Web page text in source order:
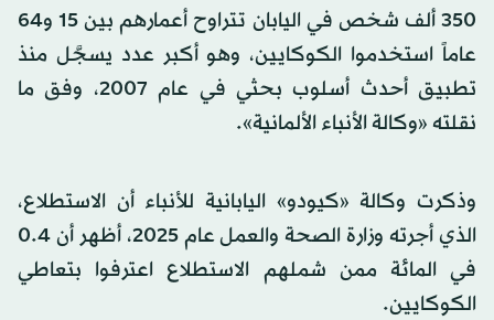
350 ألف شخص في اليابان تتراوح أعمارهم بين 15 و64
عاماً استخدموا الكوكايين، وهو أكبر عدد يسجَّل منذ
تطبيق أحدث أسلوب بحثي في عام 2007، وفق ما
نقلته «وكالة الأنباء الألمانية».
وذكرت وكالة «كيودو» اليابانية للأنباء أن الاستطلاع،
الذي أجرته وزارة الصحة والعمل عام 2025، أظهر أن 0.4
في المائة ممن شملهم الاستطلاع اعترفوا بتعاطي
الكوكايين.